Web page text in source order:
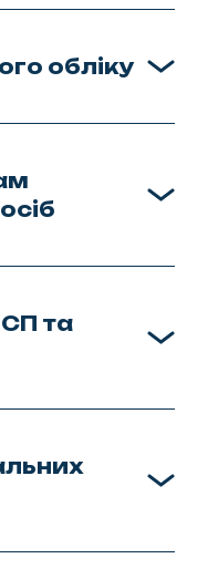
обліку
та